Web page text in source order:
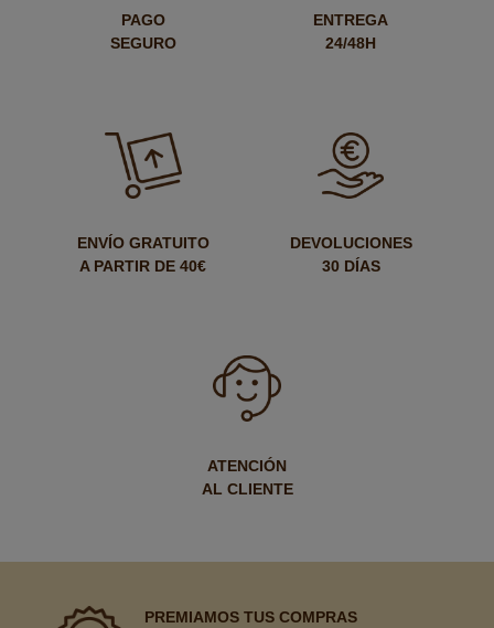
PAGO
SEGURO
ENTREGA
24/48H
ENVÍO GRATUITO
A PARTIR DE 40€
DEVOLUCIONES
30 DÍAS
ATENCIÓN
AL CLIENTE
PREMIAMOS TUS COMPRAS